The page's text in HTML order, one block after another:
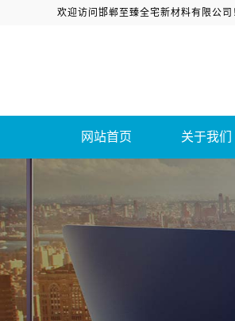
欢迎访问邯郸至臻全宅新材料有限公司
网站首页 关于我们